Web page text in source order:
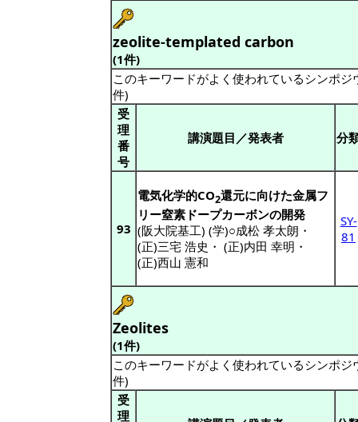
zeolite-templated carbon
(1件)
このキーワードがよく使われているシンポ
件)
受
理
番
号
講演題目／発表者 分
93
電気化学的CO2還元に向けた金属フ
リー窒素ドープカーボンの開発
(阪大院基工) (学)○成松 孝太朗 ・
(正)三宅 浩史 ・ (正)内田 幸明 ・
(正)西山 憲和
SY-
81
Zeolites
(1件)
このキーワードがよく使われているシンポ
件)
受
理